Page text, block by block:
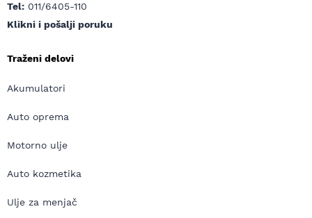
Tel: 011/6405-110
Klikni i pošalji poruku
Traženi delovi
Akumulatori
Auto oprema
Motorno ulje
Auto kozmetika
Ulje za menjač